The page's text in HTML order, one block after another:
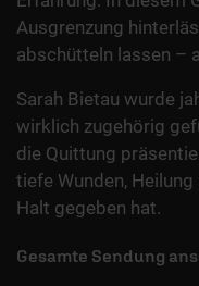
Ausgrenzung
abschütteln lassen –
Sarah Bietau wurde
wirklich zugehörig
die Quittung
tiefe Wunden,
Halt gegeben hat.
Gesamte Sendung